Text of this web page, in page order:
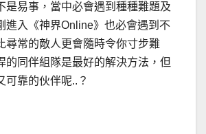
是易事，當中必會遇到種種難題及
進入《神界Online》也必會遇到不
尋常的敵人更會隨時令你寸步難
的同伴組隊是最好的解決方法，但
可靠的伙伴呢..？